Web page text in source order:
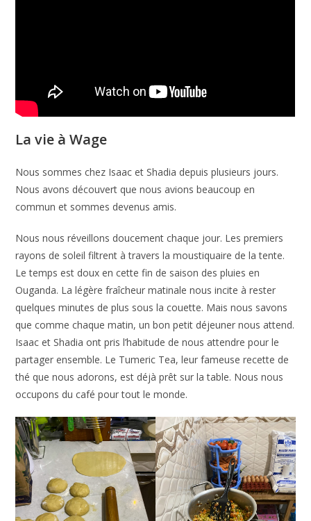
La vie à Wage
Nous sommes chez Isaac et Shadia depuis plusieurs jours.
Nous avons découvert que nous avions beaucoup en
commun et sommes devenus amis.
Nous nous réveillons doucement chaque jour. Les premiers
rayons de soleil filtrent à travers la moustiquaire de la tente.
Le temps est doux en cette fin de saison des pluies en
Ouganda. La légère fraîcheur matinale nous incite à rester
quelques minutes de plus sous la couette. Mais nous savons
que comme chaque matin, un bon petit déjeuner nous attend.
Isaac et Shadia ont pris l’habitude de nous attendre pour le
partager ensemble. Le Tumeric Tea, leur fameuse recette de
thé que nous adorons, est déjà prêt sur la table. Nous nous
occupons du café pour tout le monde.